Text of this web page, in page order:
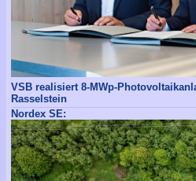
VSB realisiert 8-MWp-
Rasselstein
Nordex SE: